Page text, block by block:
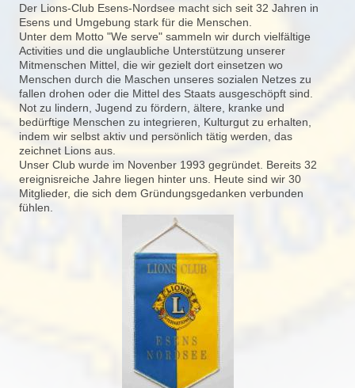
Der Lions-Club Esens-Nordsee macht sich seit 32 Jahren in
Esens und Umgebung stark für die Menschen.
Unter dem Motto "We serve" sammeln wir durch vielfältige
Activities und die unglaubliche Unterstützung unserer
Mitmenschen Mittel, die wir gezielt dort einsetzen wo
Menschen durch die Maschen unseres sozialen Netzes zu
fallen drohen oder die Mittel des Staats ausgeschöpft sind.
Not zu lindern, Jugend zu fördern, ältere, kranke und
bedürftige Menschen zu integrieren, Kulturgut zu erhalten,
indem wir selbst aktiv und persönlich tätig werden, das
zeichnet Lions aus.
Unser Club wurde im Novenber 1993 gegründet. Bereits 32
ereignisreiche Jahre liegen hinter uns. Heute sind wir 30
Mitglieder, die sich dem Gründungsgedanken verbunden
fühlen.